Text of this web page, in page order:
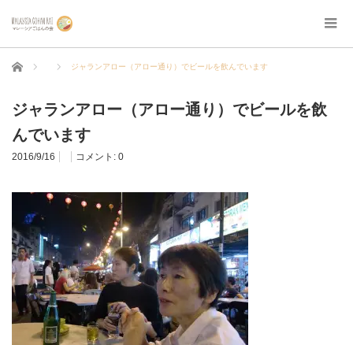
ホーム ジャランアロー（アロー通り）でビールを飲んでいます
ジャランアロー（アロー通り）でビールを飲
んでいます
2016/9/16 コメント: 0